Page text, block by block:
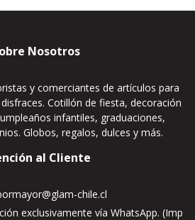
Nosotros
y comerciantes de artículos para
Cotillón de fiesta, decoración
infantiles, graduaciones,
Globos, regalos, dulces y más.
al Cliente
chile.cl
exclusivamente vía WhatsApp. (Imp